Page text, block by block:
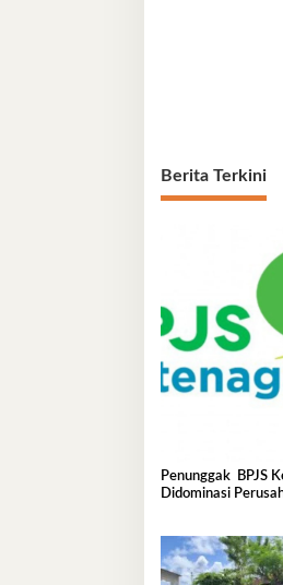
Berita Terkini
Penunggak BPJS
Didominasi